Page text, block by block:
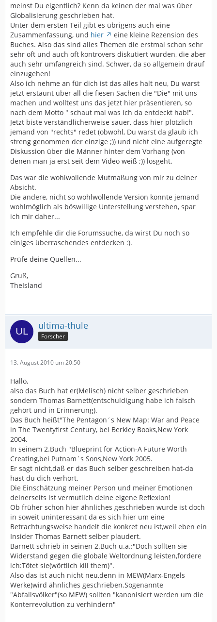
meinst Du eigentlich? Kenn da keinen der mal was über
Globalisierung geschrieben hat.
Unter dem ersten Teil gibt es übrigens auch eine
Zusammenfassung, und hier
eine kleine Rezension des
Buches. Also das sind alles Themen die erstmal schon sehr
sehr oft und auch oft kontrovers diskutiert wurden, die aber
auch sehr umfangreich sind. Schwer, da so allgemein drauf
einzugehen!
Also ich nehme an für dich ist das alles halt neu, Du warst
jetzt erstaunt über all die fiesen Sachen die "Die" mit uns
machen und wolltest uns das jetzt hier präsentieren, so
nach dem Motto " schaut mal was ich da entdeckt hab!".
Jetzt biste verständlicherweise sauer, dass hier plötzlich
jemand von "rechts" redet (obwohl, Du warst da glaub ich
streng genommen der einzige ;)) und nicht eine aufgeregte
Diskussion über die Männer hinter dem Vorhang (von
denen man ja erst seit dem Video weiß ;)) losgeht.
Das war die wohlwollende Mutmaßung von mir zu deiner
Absicht.
Die andere, nicht so wohlwollende Version könnte jemand
wohlmöglich als böswillige Unterstellung verstehen, spar
ich mir daher...
Ich empfehle dir die Forumssuche, da wirst Du noch so
einiges überraschendes entdecken :).
Prüfe deine Quellen...
Gruß,
TheIsland
ultima-thule
Forscher
13. August 2010 um 20:50
Hallo,
also das Buch hat er(Melisch) nicht selber geschrieben
sondern Thomas Barnett(entschuldigung habe ich falsch
gehört und in Erinnerung).
Das Buch heißt"The Pentagon´s New Map: War and Peace
in The Twentyfirst Century, bei Berkley Books,New York
2004.
In seinem 2.Buch "Blueprint for Action-A Future Worth
Creating,bei Putnam´s Sons,New York 2005.
Er sagt nicht,daß er das Buch selber geschreiben hat-da
hast du dich verhört.
Die Einschätzung meiner Person und meiner Emotionen
deinerseits ist vermutlich deine eigene Reflexion!
Ob früher schon hier ähnliches geschrieben wurde ist doch
in soweit uninteressant da es sich hier um eine
Betrachtungsweise handelt die konkret neu ist,weil eben ein
Insider Thomas Barnett selber plaudert.
Barnett schrieb in seinen 2.Buch u.a.:"Doch sollten sie
Widerstand gegen die globale Weltordnung leisten,fordere
ich:Tötet sie(wörtlich kill them)".
Also das ist auch nicht neu,denn in MEW(Marx-Engels
Werke)wird ähnliches geschrieben.Sogenannte
"Abfallsvölker"(so MEW) sollten "kanonisiert werden um die
Konterrevolution zu verhindern"